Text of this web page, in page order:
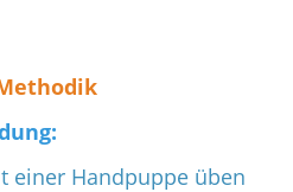
einer Handpuppe üben